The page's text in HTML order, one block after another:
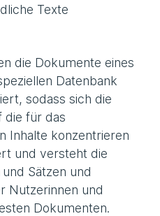
Texte
die Dokumente eines
Datenbank
sodass sich die
die für das
Inhalte konzentrieren
und versteht die
Sätzen und
Nutzerinnen und
Dokumenten.